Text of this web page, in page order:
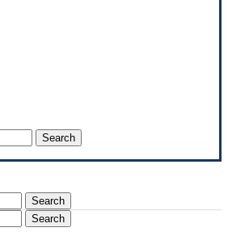
Search
Search
Search